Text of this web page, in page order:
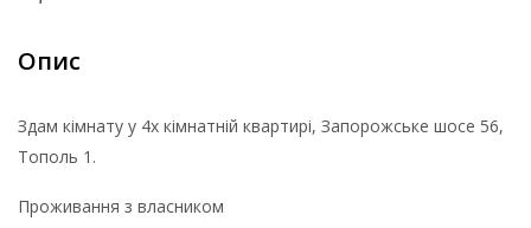
Опис
Здам кімнату у 4х кімнатній квартирі, Запорожське шосе 56,
Тополь 1.
Проживання з власником